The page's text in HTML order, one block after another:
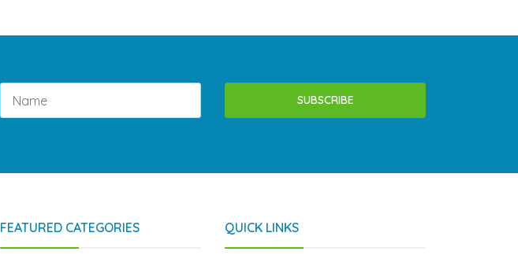
SUBSCRIBE
FEATURED CATEGORIES QUICK LINKS